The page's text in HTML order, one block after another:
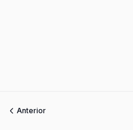
Anterior